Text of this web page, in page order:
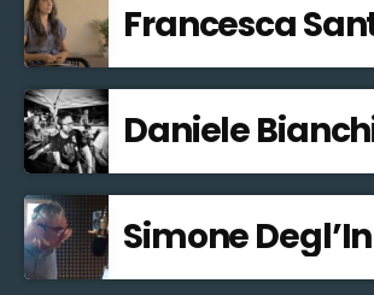
Francesca
Daniele
Simone